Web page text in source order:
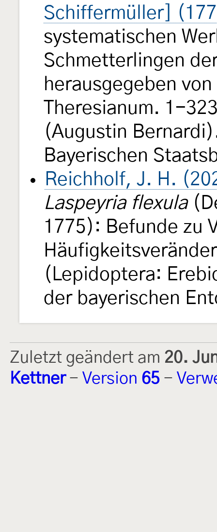
Schiffermüller]
systematischen
Schmetterlingen
herausgegeben
Theresianum. 1-
(Augustin
Bayerischen
Reichholf, J. H.
Laspeyria flexula
1775): Befunde zu
(Lepidoptera:
der bayerischen
Zuletzt geändert am 20.
Kettner- Version 65 -